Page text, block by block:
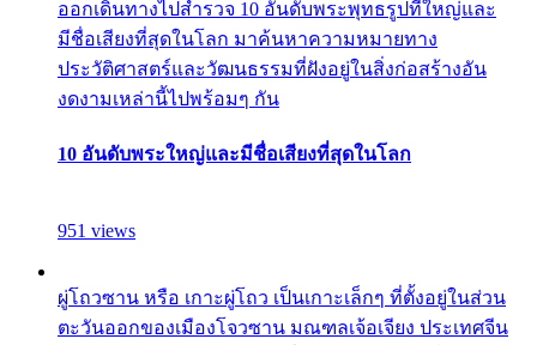
ออกเดินทางไปสำรวจ 10 อันดับพระพุทธรูปที่ใหญ่และ
มีชื่อเสียงที่สุดในโลก มาค้นหาความหมายทาง
ประวัติศาสตร์และวัฒนธรรมที่ฝังอยู่ในสิ่งก่อสร้างอัน
งดงามเหล่านี้ไปพร้อมๆ กัน
10 อันดับพระใหญ่และมีชื่อเสียงที่สุดในโลก
951 views
ผู่โถวซาน หรือ เกาะผู่โถว เป็นเกาะเล็กๆ ที่ตั้งอยู่ในส่วน
ตะวันออกของเมืองโจวซาน มณฑลเจ้อเจียง ประเทศจีน